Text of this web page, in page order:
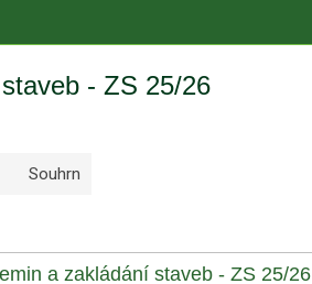
- ZS 25/26
Souhrn
a zakládání staveb - ZS 25/26